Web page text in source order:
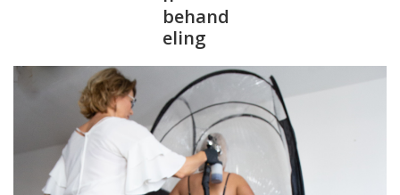
behand
eling